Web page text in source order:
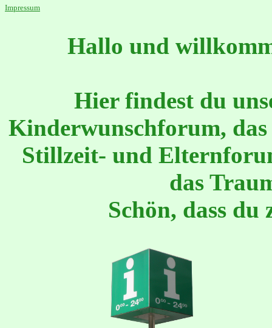
Hallo und
Hier findest du
Kinderwunschforum,
Stillzeit- und
das
Schön, dass du
Impressum